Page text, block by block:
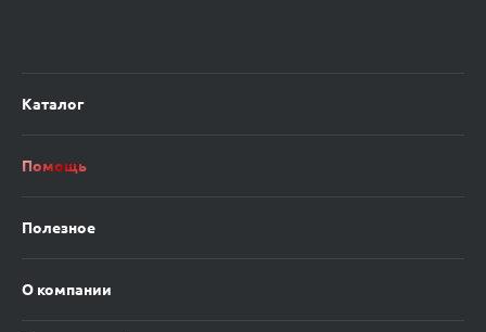
Каталог
Помощь
Полезное
О компании